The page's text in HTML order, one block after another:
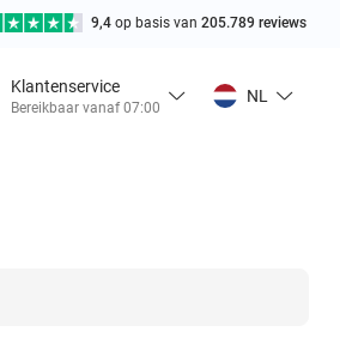
9,4 op basis van 205.789 reviews
Klantenservice
Bereikbaar vanaf 07:00
NL